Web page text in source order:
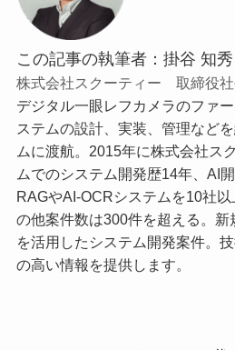
この記事の執筆者：掛谷 知秀
株式会社スクーティー 取締役
デジタル一眼レフカメラのファ
ステムの設計、実装、管理など
ムに渡航。2015年に株式会社ス
ムでのシステム開発歴14年、AI
RAGやAI-OCRシステムを10社
の他案件数は300件を超える。
を活用したシステム開発案件。
の高い情報を提供します。